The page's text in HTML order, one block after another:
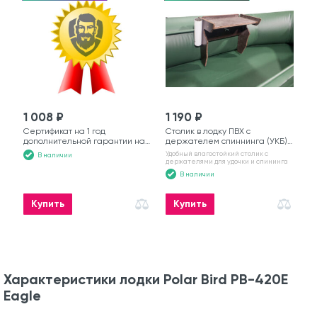
1 008 ₽
Сертификат на 1 год
дополнительной гарантии на
моторную лодку
В наличии
Купить
1 190 ₽
Столик в лодку ПВХ с
держателем спиннинга (УКБ)
№6
Удобный влагостойкий столик с
держателями для удочки и спининга
В наличии
Купить
Характеристики лодки Polar Bird PB-420E
Eagle